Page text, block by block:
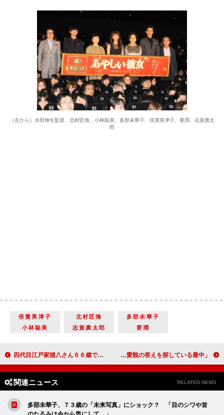
（左から）水田伸生監督、北村匠海、小林聡美、多部未華子、倍賞美津子、要潤、志賀廣太
郎
倍賞美津子 北村匠海
多部未華子
小林聡美
志賀廣太郎 要潤
四代目江戸家猫八さん６６歳で死去 動物の物まねの名手、テレビ番組でも活躍 中谷美紀、５年ぶりの再演で成長を実感 「恋愛観の答えを探している最中」
関連ニュース RELATED NEWS
多部未華子、７３歳の「未来写真」にショック？ 「目のシワや首